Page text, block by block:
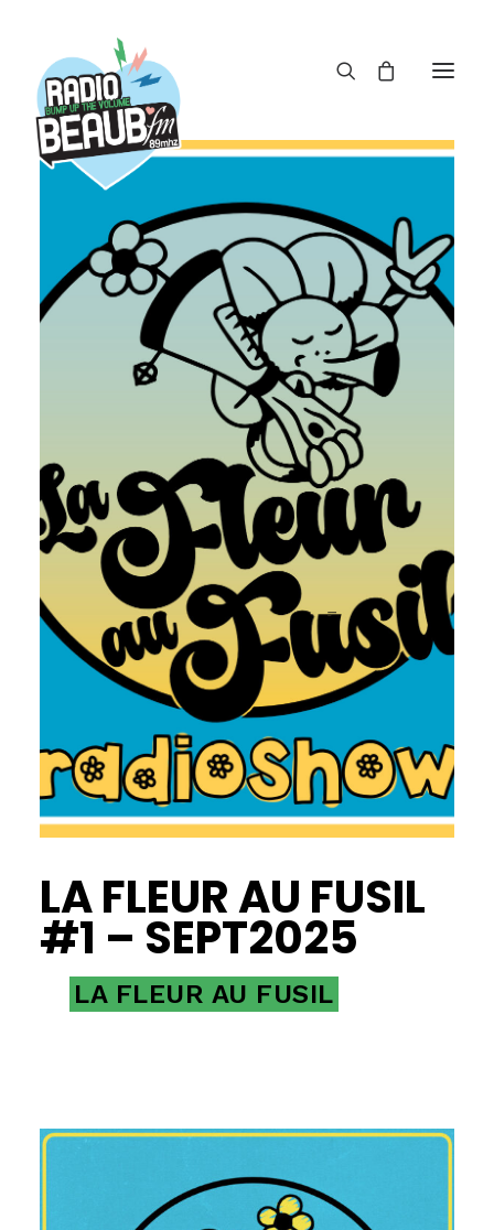
REPLAY
ÉMISSIONS
BOUTIQUE
LA FLEUR AU FUSIL
#1 – SEPT2025
LA FLEUR AU FUSIL